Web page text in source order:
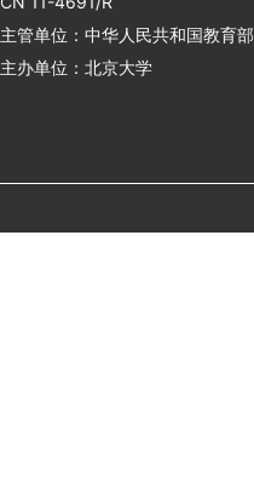
主管单位：中华人民共和国教育部
主办单位：北京大学